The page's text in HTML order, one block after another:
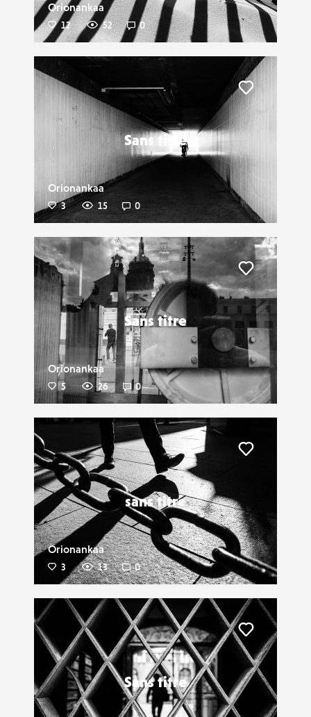
Orionankaa
12 52 0
Sans titre
Orionankaa
3 15 0
Sans titre
Orionankaa
5 26 0
sans titre
Orionankaa
3 13 0
Sans titre
Liker